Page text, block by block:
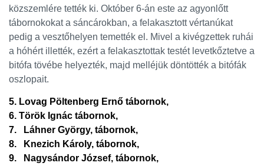
közszemlére tették ki. Október 6-án este az agyonlőtt
tábornokokat a sáncárokban, a felakasztott vértanúkat
pedig a vesztőhelyen temették el. Mivel a kivégzettek ruhái
a hóhért illették, ezért a felakasztottak testét levetkőztetve a
bitófa tövébe helyezték, majd melléjük döntötték a bitófák
oszlopait.
5. Lovag Pöltenberg Ernő tábornok,
6. Török Ignác tábornok,
7. Láhner György, tábornok,
8. Knezich Károly, tábornok,
9. Nagysándor József, tábornok,